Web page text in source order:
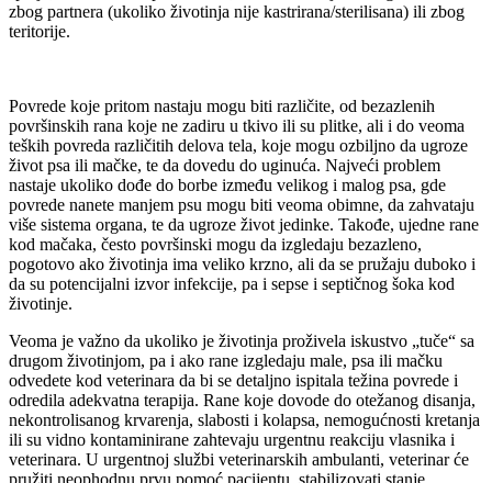
zbog partnera (ukoliko životinja nije kastrirana/sterilisana) ili zbog
teritorije.
Povrede koje pritom nastaju mogu biti različite, od bezazlenih
površinskih rana koje ne zadiru u tkivo ili su plitke, ali i do veoma
teških povreda različitih delova tela, koje mogu ozbiljno da ugroze
život psa ili mačke, te da dovedu do uginuća. Najveći problem
nastaje ukoliko dođe do borbe između velikog i malog psa, gde
povrede nanete manjem psu mogu biti veoma obimne, da zahvataju
više sistema organa, te da ugroze život jedinke. Takođe, ujedne rane
kod mačaka, često površinski mogu da izgledaju bezazleno,
pogotovo ako životinja ima veliko krzno, ali da se pružaju duboko i
da su potencijalni izvor infekcije, pa i sepse i septičnog šoka kod
životinje.
Veoma je važno da ukoliko je životinja proživela iskustvo „tuče“ sa
drugom životinjom, pa i ako rane izgledaju male, psa ili mačku
odvedete kod veterinara da bi se detaljno ispitala težina povrede i
odredila adekvatna terapija. Rane koje dovode do otežanog disanja,
nekontrolisanog krvarenja, slabosti i kolapsa, nemogućnosti kretanja
ili su vidno kontaminirane zahtevaju urgentnu reakciju vlasnika i
veterinara. U urgentnoj službi veterinarskih ambulanti, veterinar će
pružiti neophodnu prvu pomoć pacijentu, stabilizovati stanje